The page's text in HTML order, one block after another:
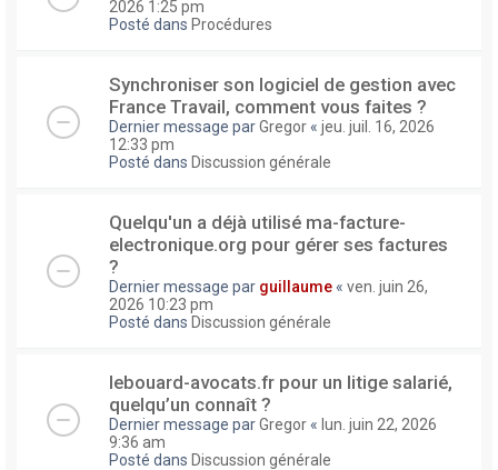
2026 1:25 pm
Posté dans Procédures
Synchroniser son logiciel de gestion avec
France Travail, comment vous faites ?
Dernier message parGregor « jeu. juil. 16, 2026
12:33 pm
Posté dans Discussion générale
Quelqu'un a déjà utilisé ma-facture-
electronique.org pour gérer ses factures
?
Dernier message par guillaume « ven. juin 26,
2026 10:23 pm
Posté dans Discussion générale
lebouard-avocats.fr pour un litige salarié,
quelqu’un connaît ?
Dernier message parGregor « lun. juin 22, 2026
9:36 am
Posté dans Discussion générale